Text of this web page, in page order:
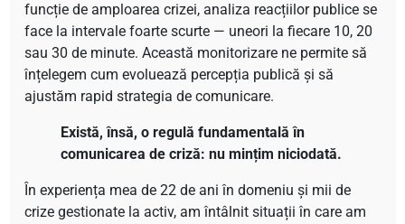
funcție de amploarea crizei, analiza reacțiilor publice se
face la intervale foarte scurte — uneori la fiecare 10, 20
sau 30 de minute. Această monitorizare ne permite să
înțelegem cum evoluează percepția publică și să
ajustăm rapid strategia de comunicare.
Există, însă, o regulă fundamentală în
comunicarea de criză: nu mințim niciodată.
În experiența mea de 22 de ani în domeniu și mii de
crize gestionate la activ, am întâlnit situații în care am